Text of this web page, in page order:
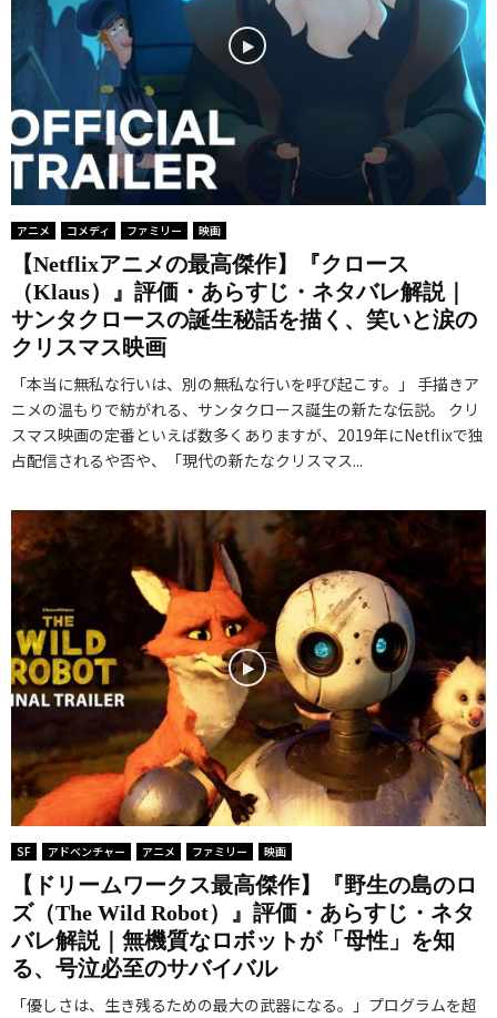
アニメ コメディ ファミリー 映画
【Netflixアニメの最高傑作】『クロース
（Klaus）』評価・あらすじ・ネタバレ解説｜
サンタクロースの誕生秘話を描く、笑いと涙の
クリスマス映画
「本当に無私な行いは、別の無私な行いを呼び起こす。」 手描きア
ニメの温もりで紡がれる、サンタクロース誕生の新たな伝説。 クリ
スマス映画の定番といえば数多くありますが、2019年にNetflixで独
占配信されるや否や、「現代の新たなクリスマス...
SF アドベンチャー アニメ ファミリー 映画
【ドリームワークス最高傑作】『野生の島のロ
ズ（The Wild Robot）』評価・あらすじ・ネタ
バレ解説｜無機質なロボットが「母性」を知
る、号泣必至のサバイバル
「優しさは、生き残るための最大の武器になる。」プログラムを超